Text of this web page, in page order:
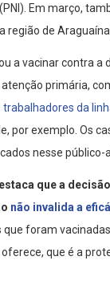
Em março,
região de Araguaína
a vacinar contra a
primária,
da
por exemplo. Os
nesse público-
que a
não invalida a
que foram
que é a